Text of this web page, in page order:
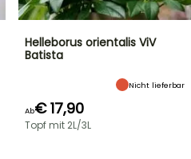
Helleborus orientalis ViV
Batista
Nicht lieferbar
Ab€ 17,90
Topf mit 2L/3L